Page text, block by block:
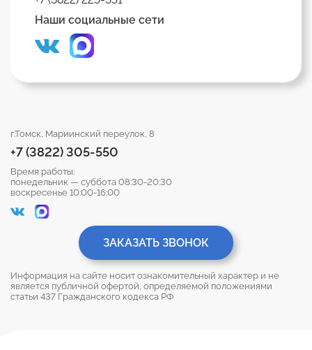
Наши социальные сети
г.Томск, Мариинский переулок, 8
+7 (3822) 305-550
Время работы:
понедельник — суббота 08:30-20:30
воскресенье 10:00-16:00
ЗАКАЗАТЬ ЗВОНОК
Информация на сайте носит ознакомительный характер и не
является публичной офертой, определяемой положениями
статьи 437 Гражданского кодекса РФ